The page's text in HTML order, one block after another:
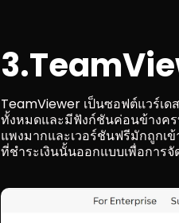
TeamViewer เป็นซอฟต์แวร์เ
ทั้งหมดและมีฟังก์ชันค่อนข้างค
แพงมากและเวอร์ชันฟรีมักถูกเ
ที่ชำระเงินนั้นออกแบบเพื่อการ